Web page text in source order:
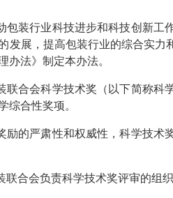
包装行业科技进步和科技创新工
发展，提高包装行业的综合实
办法》制定本办法。
联合会科学技术奖（以下简称科
综合性奖项。
励的严肃性和权威性，科学技术
联合会负责科学技术奖评审的组